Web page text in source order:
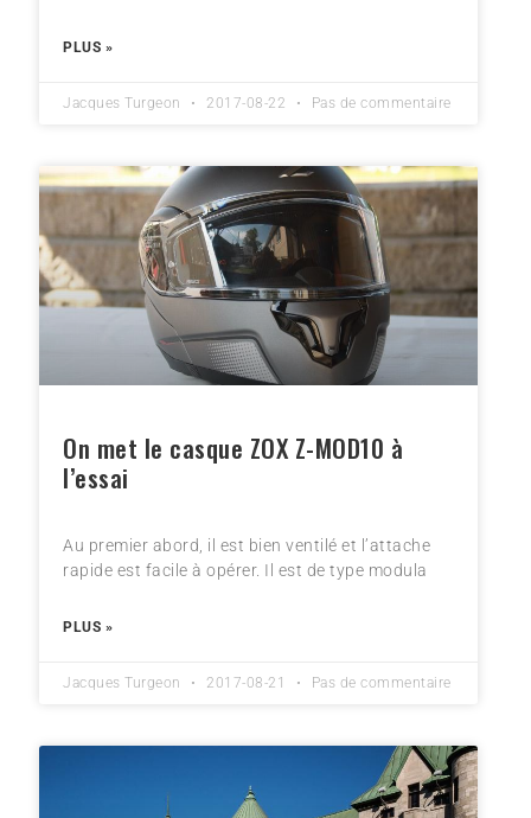
PLUS »
Jacques Turgeon 2017-08-22 Pas de commentaire
On met le casque ZOX Z-MOD10 à
l’essai
Au premier abord, il est bien ventilé et l’attache
rapide est facile à opérer. Il est de type modula
PLUS »
Jacques Turgeon 2017-08-21 Pas de commentaire